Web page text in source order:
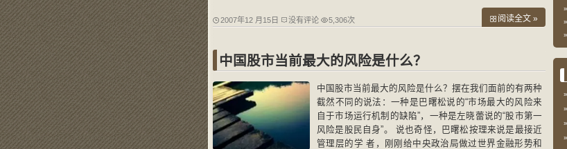
2007年12 月15日 没有评论 5,306次 阅读全文 »
中国股市当前最大的风险是什么？
中国股市当前最大的风险是什么？摆在我们面前的有两种
截然不同的说法：一种是巴曙松说的“市场最大的风险来
自于市场运行机制的缺陷”，一种是左晓蕾说的“股市第一
风险是股民自身”。 说也奇怪，巴曙松按理来说是最接近
管理层的学 者，刚刚给中央政治局做过世界金融形势和